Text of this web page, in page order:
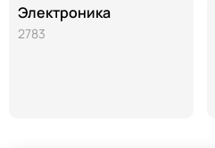
Электроника
2783